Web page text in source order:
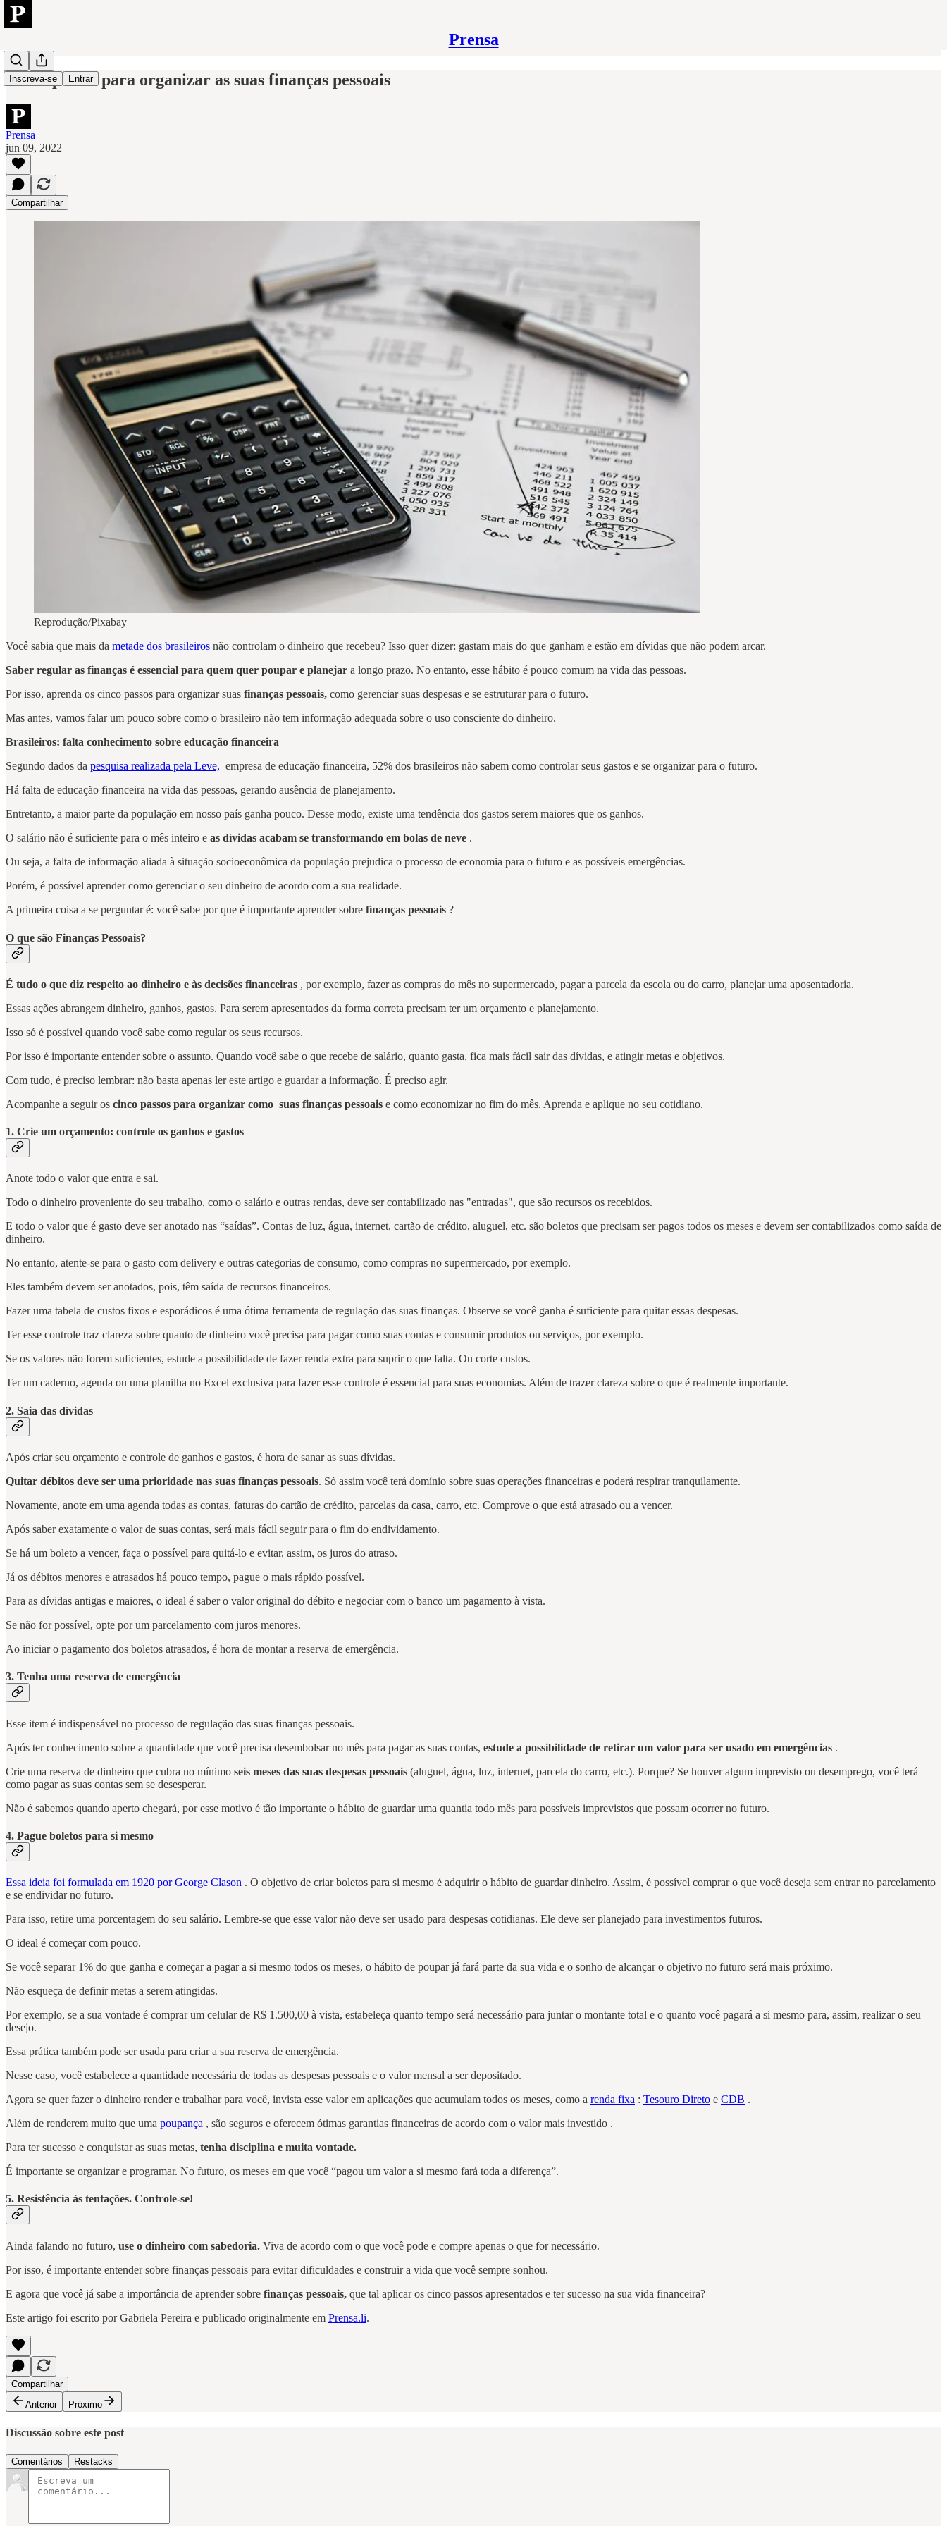
Prensa
Inscreva-se Entrar
Cinco passos para organizar as suas finanças pessoais
Prensa
jun 09, 2022
Compartilhar
Reprodução/Pixabay
Você sabia que mais da metade dos brasileiros não controlam o dinheiro que recebeu? Isso quer dizer: gastam mais do que ganham e estão em dívidas que não podem arcar.
Saber regular as finanças é essencial para quem quer poupar e planejar a longo prazo. No entanto, esse hábito é pouco comum na vida das pessoas.
Por isso, aprenda os cinco passos para organizar suas finanças pessoais, como gerenciar suas despesas e se estruturar para o futuro.
Mas antes, vamos falar um pouco sobre como o brasileiro não tem informação adequada sobre o uso consciente do dinheiro.
Brasileiros: falta conhecimento sobre educação financeira
Segundo dados da pesquisa realizada pela Leve, empresa de educação financeira, 52% dos brasileiros não sabem como controlar seus gastos e se organizar para o futuro.
Há falta de educação financeira na vida das pessoas, gerando ausência de planejamento.
Entretanto, a maior parte da população em nosso país ganha pouco. Desse modo, existe uma tendência dos gastos serem maiores que os ganhos.
O salário não é suficiente para o mês inteiro e as dívidas acabam se transformando em bolas de neve .
Ou seja, a falta de informação aliada à situação socioeconômica da população prejudica o processo de economia para o futuro e as possíveis emergências.
Porém, é possível aprender como gerenciar o seu dinheiro de acordo com a sua realidade.
A primeira coisa a se perguntar é: você sabe por que é importante aprender sobre finanças pessoais ?
O que são Finanças Pessoais?
É tudo o que diz respeito ao dinheiro e às decisões financeiras , por exemplo, fazer as compras do mês no supermercado, pagar a parcela da escola ou do carro, planejar uma aposentadoria.
Essas ações abrangem dinheiro, ganhos, gastos. Para serem apresentados da forma correta precisam ter um orçamento e planejamento.
Isso só é possível quando você sabe como regular os seus recursos.
Por isso é importante entender sobre o assunto. Quando você sabe o que recebe de salário, quanto gasta, fica mais fácil sair das dívidas, e atingir metas e objetivos.
Com tudo, é preciso lembrar: não basta apenas ler este artigo e guardar a informação. É preciso agir.
Acompanhe a seguir os cinco passos para organizar como suas finanças pessoais e como economizar no fim do mês. Aprenda e aplique no seu cotidiano.
1. Crie um orçamento: controle os ganhos e gastos
Anote todo o valor que entra e sai.
Todo o dinheiro proveniente do seu trabalho, como o salário e outras rendas, deve ser contabilizado nas "entradas", que são recursos os recebidos.
E todo o valor que é gasto deve ser anotado nas “saídas”. Contas de luz, água, internet, cartão de crédito, aluguel, etc. são boletos que precisam ser pagos todos os meses e devem ser contabilizados como saída de
dinheiro.
No entanto, atente-se para o gasto com delivery e outras categorias de consumo, como compras no supermercado, por exemplo.
Eles também devem ser anotados, pois, têm saída de recursos financeiros.
Fazer uma tabela de custos fixos e esporádicos é uma ótima ferramenta de regulação das suas finanças. Observe se você ganha é suficiente para quitar essas despesas.
Ter esse controle traz clareza sobre quanto de dinheiro você precisa para pagar como suas contas e consumir produtos ou serviços, por exemplo.
Se os valores não forem suficientes, estude a possibilidade de fazer renda extra para suprir o que falta. Ou corte custos.
Ter um caderno, agenda ou uma planilha no Excel exclusiva para fazer esse controle é essencial para suas economias. Além de trazer clareza sobre o que é realmente importante.
2. Saia das dívidas
Após criar seu orçamento e controle de ganhos e gastos, é hora de sanar as suas dívidas.
Quitar débitos deve ser uma prioridade nas suas finanças pessoais. Só assim você terá domínio sobre suas operações financeiras e poderá respirar tranquilamente.
Novamente, anote em uma agenda todas as contas, faturas do cartão de crédito, parcelas da casa, carro, etc. Comprove o que está atrasado ou a vencer.
Após saber exatamente o valor de suas contas, será mais fácil seguir para o fim do endividamento.
Se há um boleto a vencer, faça o possível para quitá-lo e evitar, assim, os juros do atraso.
Já os débitos menores e atrasados ​​há pouco tempo, pague o mais rápido possível.
Para as dívidas antigas e maiores, o ideal é saber o valor original do débito e negociar com o banco um pagamento à vista.
Se não for possível, opte por um parcelamento com juros menores.
Ao iniciar o pagamento dos boletos atrasados, é hora de montar a reserva de emergência.
3. Tenha uma reserva de emergência
Esse item é indispensável no processo de regulação das suas finanças pessoais.
Após ter conhecimento sobre a quantidade que você precisa desembolsar no mês para pagar as suas contas, estude a possibilidade de retirar um valor para ser usado em emergências .
Crie uma reserva de dinheiro que cubra no mínimo seis meses das suas despesas pessoais (aluguel, água, luz, internet, parcela do carro, etc.). Porque? Se houver algum imprevisto ou desemprego, você terá
como pagar as suas contas sem se desesperar.
Não é sabemos quando aperto chegará, por esse motivo é tão importante o hábito de guardar uma quantia todo mês para possíveis imprevistos que possam ocorrer no futuro.
4. Pague boletos para si mesmo
Essa ideia foi formulada em 1920 por George Clason . O objetivo de criar boletos para si mesmo é adquirir o hábito de guardar dinheiro. Assim, é possível comprar o que você deseja sem entrar no parcelamento
e se endividar no futuro.
Para isso, retire uma porcentagem do seu salário. Lembre-se que esse valor não deve ser usado para despesas cotidianas. Ele deve ser planejado para investimentos futuros.
O ideal é começar com pouco.
Se você separar 1% do que ganha e começar a pagar a si mesmo todos os meses, o hábito de poupar já fará parte da sua vida e o sonho de alcançar o objetivo no futuro será mais próximo.
Não esqueça de definir metas a serem atingidas.
Por exemplo, se a sua vontade é comprar um celular de R$ 1.500,00 à vista, estabeleça quanto tempo será necessário para juntar o montante total e o quanto você pagará a si mesmo para, assim, realizar o seu
desejo.
Essa prática também pode ser usada para criar a sua reserva de emergência.
Nesse caso, você estabelece a quantidade necessária de todas as despesas pessoais e o valor mensal a ser depositado.
Agora se quer fazer o dinheiro render e trabalhar para você, invista esse valor em aplicações que acumulam todos os meses, como a renda fixa : Tesouro Direto e CDB .
Além de renderem muito que uma poupança , são seguros e oferecem ótimas garantias financeiras de acordo com o valor mais investido .
Para ter sucesso e conquistar as suas metas, tenha disciplina e muita vontade.
É importante se organizar e programar. No futuro, os meses em que você “pagou um valor a si mesmo fará toda a diferença”.
5. Resistência às tentações. Controle-se!
Ainda falando no futuro, use o dinheiro com sabedoria. Viva de acordo com o que você pode e compre apenas o que for necessário.
Por isso, é importante entender sobre finanças pessoais para evitar dificuldades e construir a vida que você sempre sonhou.
E agora que você já sabe a importância de aprender sobre finanças pessoais, que tal aplicar os cinco passos apresentados e ter sucesso na sua vida financeira?
Este artigo foi escrito por Gabriela Pereira e publicado originalmente em Prensa.li.
Compartilhar
Anterior
Próximo
Discussão sobre este post
Comentários Restacks